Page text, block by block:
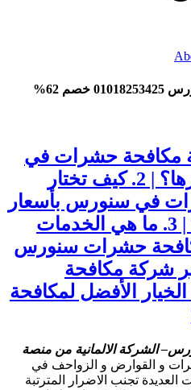
62%
مكافحة حشرات في
سنورس وكيفية اختيارها؟ | 2. كيف تختار
في سنورس بأسعار
مناسبة وجودة عالية؟ | 3. ما هي الخدمات
حشرات سنورس
تعتبر شركة مكافحة
الأفضل لمكافحة
– الشركة الالمانية من منصة
و القوارض و الزواحف في
تجنب الاضرار المترتبة